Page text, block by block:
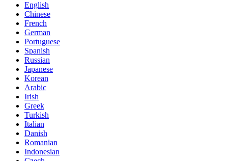
English
Chinese
French
German
Portuguese
Spanish
Russian
Japanese
Korean
Arabic
Irish
Greek
Turkish
Italian
Danish
Romanian
Indonesian